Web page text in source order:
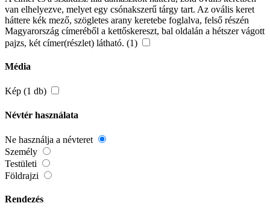
van elhelyezve, melyet egy csónakszerű tárgy tart. Az ovális keret
háttere kék mező, szögletes arany keretebe foglalva, felső részén
Magyarország címeréből a kettőskereszt, bal oldalán a hétszer vágott
pajzs, két címer(részlet) látható. (1)
Média
Kép (1 db)
Névtér használata
Ne használja a névteret
Személy
Testületi
Földrajzi
Rendezés